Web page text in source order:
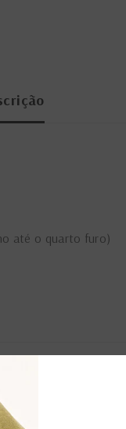
até o quarto furo)
RELACIONADOS